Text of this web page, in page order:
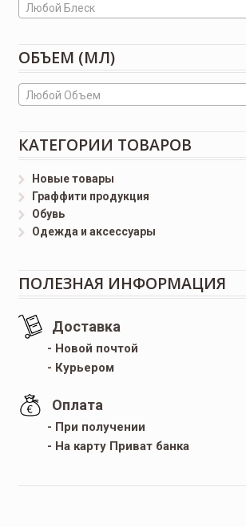
Любой Блеск
ОБЪЕМ (МЛ)
Любой Объем
КАТЕГОРИИ ТОВАРОВ
Новые товары
Граффити продукция
Обувь
Одежда и аксессуары
ПОЛЕЗНАЯ ИНФОРМАЦИЯ
Доставка
- Новой почтой
- Курьером
Оплата
- При получении
- На карту Приват банка